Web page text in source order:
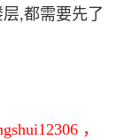
,都需要先了
，